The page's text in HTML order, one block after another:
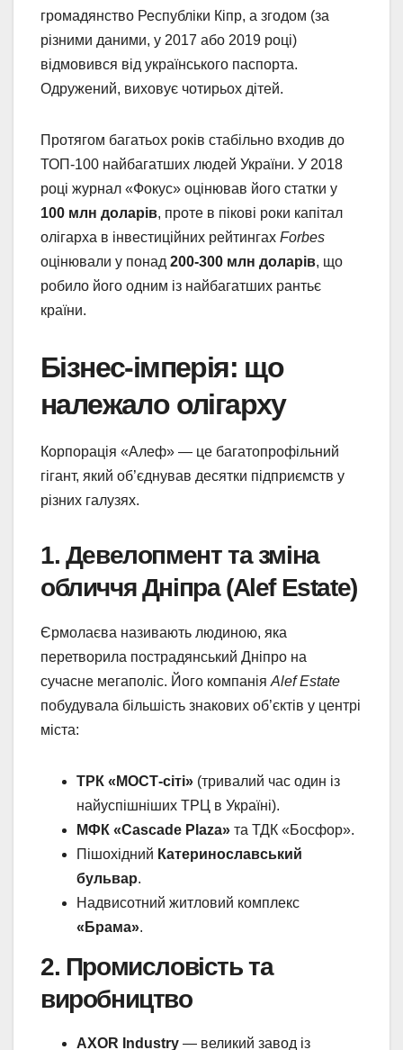
громадянство Республіки Кіпр, а згодом (за
різними даними, у 2017 або 2019 році)
відмовився від українського паспорта.
Одружений, виховує чотирьох дітей.
Протягом багатьох років стабільно входив до
ТОП-100 найбагатших людей України. У 2018
році журнал «Фокус» оцінював його статки у
100 млн доларів, проте в пікові роки капітал
олігарха в інвестиційних рейтингах Forbes
оцінювали у понад 200-300 млн доларів, що
робило його одним із найбагатших рантьє
країни.
Бізнес-імперія: що
належало олігарху
Корпорація «Алеф» — це багатопрофільний
гігант, який об’єднував десятки підприємств у
різних галузях.
1. Девелопмент та зміна
обличчя Дніпра (Alef Estate)
Єрмолаєва називають людиною, яка
перетворила пострадянський Дніпро на
сучасне мегаполіс. Його компанія Alef Estate
побудувала більшість знакових об’єктів у центрі
міста:
ТРК «МОСТ-сіті» (тривалий час один із
найуспішніших ТРЦ в Україні).
МФК «Cascade Plaza» та ТДК «Босфор».
Пішохідний Катеринославський
бульвар.
Надвисотний житловий комплекс
«Брама».
2. Промисловість та
виробництво
AXOR Industry — великий завод із